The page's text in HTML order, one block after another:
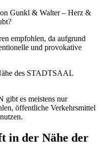
Gunkl & Walter – Herz &
empfohlen, da aufgrund
und provokative
des STADTSAAL
es meistens nur
öffentliche Verkehrsmittel
in der Nähe der